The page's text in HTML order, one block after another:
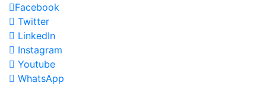
Facebook
Twitter
LinkedIn
Instagram
Youtube
WhatsApp